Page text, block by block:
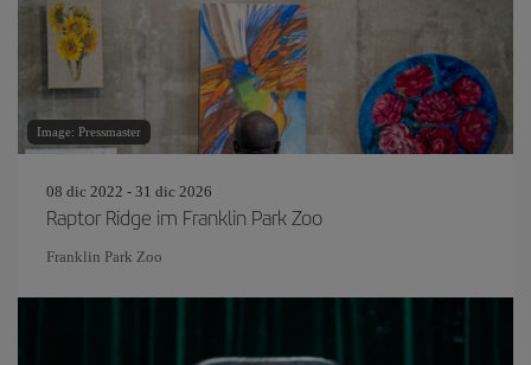
Image: Pressmaster
08 dic 2022 - 31 dic 2026
Raptor Ridge im Franklin Park Zoo
Franklin Park Zoo